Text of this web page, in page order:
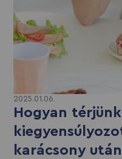
2025.01.06.
Hogyan
karácsony